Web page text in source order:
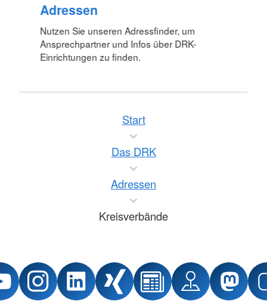
Adressen
Nutzen Sie unseren Adressfinder, um
Ansprechpartner und Infos über DRK-
Einrichtungen zu finden.
Start
Das DRK
Adressen
Kreisverbände